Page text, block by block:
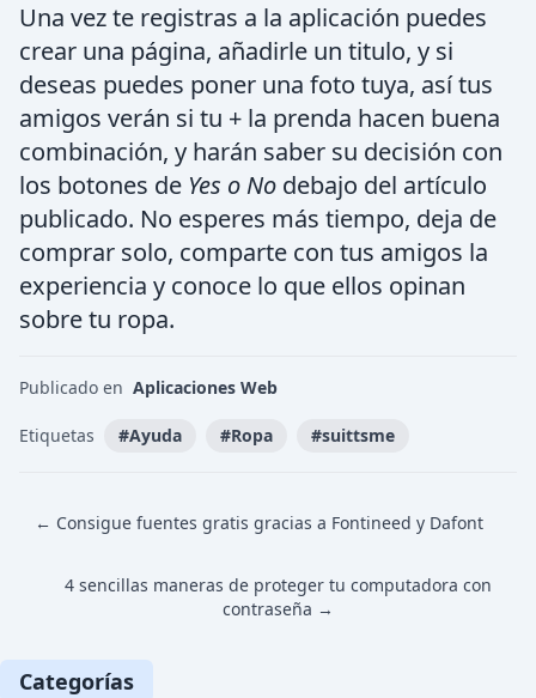
Una vez te registras a la aplicación puedes
crear una página, añadirle un titulo, y si
deseas puedes poner una foto tuya, así tus
amigos verán si tu + la prenda hacen buena
combinación, y harán saber su decisión con
los botones de Yes o No debajo del artículo
publicado. No esperes más tiempo, deja de
comprar solo, comparte con tus amigos la
experiencia y conoce lo que ellos opinan
sobre tu ropa.
Publicado en Aplicaciones Web
Etiquetas #Ayuda #Ropa #suittsme
← Consigue fuentes gratis gracias a Fontineed y Dafont
4 sencillas maneras de proteger tu computadora con
contraseña →
Categorías